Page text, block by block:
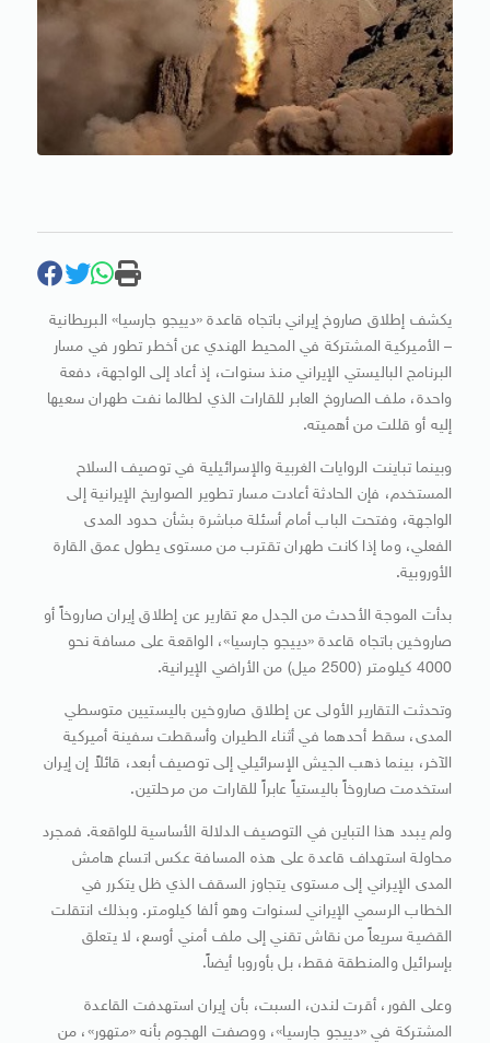
يكشف إطلاق صاروخ إيراني باتجاه قاعدة «دييجو جارسيا» البريطانية
– الأميركية المشتركة في المحيط الهندي عن أخطر تطور في مسار
البرنامج الباليستي الإيراني منذ سنوات، إذ أعاد إلى الواجهة، دفعة
واحدة، ملف الصاروخ العابر للقارات الذي لطالما نفت طهران سعيها
إليه أو قللت من أهميته.
وبينما تباينت الروايات الغربية والإسرائيلية في توصيف السلاح
المستخدم، فإن الحادثة أعادت مسار تطوير الصواريخ الإيرانية إلى
الواجهة، وفتحت الباب أمام أسئلة مباشرة بشأن حدود المدى
الفعلي، وما إذا كانت طهران تقترب من مستوى يطول عمق القارة
الأوروبية.
بدأت الموجة الأحدث من الجدل مع تقارير عن إطلاق إيران صاروخاً أو
صاروخين باتجاه قاعدة «دييجو جارسيا»، الواقعة على مسافة نحو
4000 كيلومتر (2500 ميل) من الأراضي الإيرانية.
وتحدثت التقارير الأولى عن إطلاق صاروخين باليستيين متوسطي
المدى، سقط أحدهما في أثناء الطيران وأسقطت سفينة أميركية
الآخر، بينما ذهب الجيش الإسرائيلي إلى توصيف أبعد، قائلاً إن إيران
استخدمت صاروخاً باليستياً عابراً للقارات من مرحلتين.
ولم يبدد هذا التباين في التوصيف الدلالة الأساسية للواقعة. فمجرد
محاولة استهداف قاعدة على هذه المسافة عكس اتساع هامش
المدى الإيراني إلى مستوى يتجاوز السقف الذي ظل يتكرر في
الخطاب الرسمي الإيراني لسنوات وهو ألفا كيلومتر. وبذلك انتقلت
القضية سريعاً من نقاش تقني إلى ملف أمني أوسع، لا يتعلق
بإسرائيل والمنطقة فقط، بل بأوروبا أيضاً.
وعلى الفور، أقرت لندن، السبت، بأن إيران استهدفت القاعدة
المشتركة في «دييجو جارسيا»، ووصفت الهجوم بأنه «متهور»، من